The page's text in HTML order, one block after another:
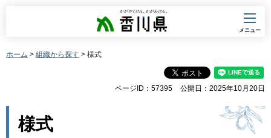
香川県
メニュー
ホーム > 組織から探す > 様式
ページID：57395 公開日：2025年10月20日
様式